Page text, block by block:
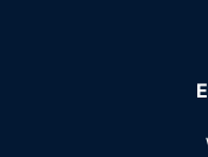
restauracja, a także